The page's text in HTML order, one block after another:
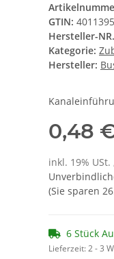
GTIN:
Hersteller-
Kategorie:
Hersteller:
0,48
inkl. 19% USt.
(Sie sparen
6 Stück
Lieferzeit:2 - 3